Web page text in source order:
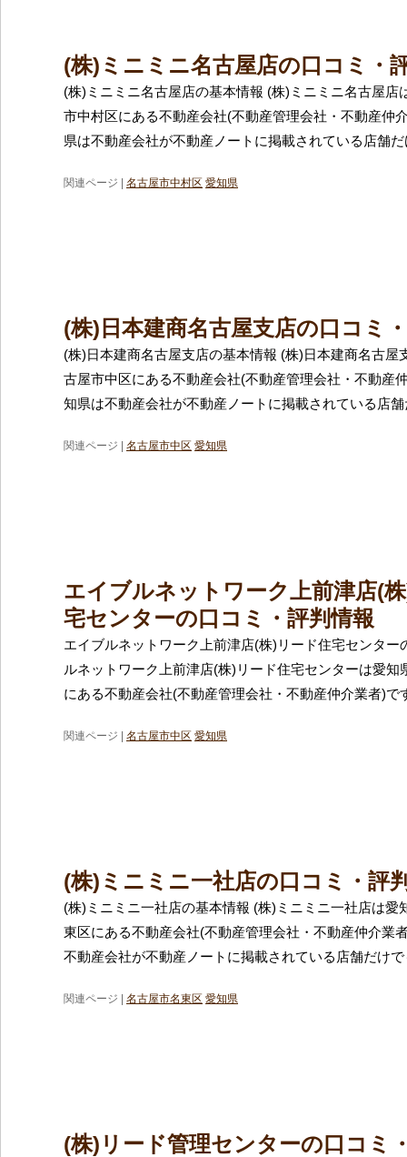
(株)ミニミニ名古屋店の口コミ・
(株)ミニミニ名古屋店の基本情報 (株)ミニミニ名古屋店
市中村区にある不動産会社(不動産管理会社・不動産仲
県は不動産会社が不動産ノートに掲載されている店舗
関連ページ | 名古屋市中村区 愛知県
(株)日本建商名古屋支店の口コミ
(株)日本建商名古屋支店の基本情報 (株)日本建商名古屋
古屋市中区にある不動産会社(不動産管理会社・不動産
知県は不動産会社が不動産ノートに掲載されている店
関連ページ | 名古屋市中区 愛知県
エイブルネットワーク上前津店(
宅センターの口コミ・評判情報
エイブルネットワーク上前津店(株)リード住宅センター
ルネットワーク上前津店(株)リード住宅センターは愛知
にある不動産会社(不動産管理会社・不動産仲介業者)で
関連ページ | 名古屋市中区 愛知県
(株)ミニミニ一社店の口コミ・評
(株)ミニミニ一社店の基本情報 (株)ミニミニ一社店は愛
東区にある不動産会社(不動産管理会社・不動産仲介業
不動産会社が不動産ノートに掲載されている店舗だけで
関連ページ | 名古屋市名東区 愛知県
(株)リード管理センターの口コミ